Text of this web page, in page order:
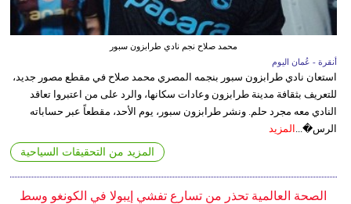
محمد صلاح نجم نادي طرابزون سبور
أنقرة - عُمان اليوم
استعان نادي طرابزون سبور بنجمه المصري محمد صلاح في مقطع مصور جديد،
للتعريف بثقافة مدينة طرابزون وعادات سكانها، والرد على من اعتبروا تعاقد
النادي معه مجرد حلم. ونشر طرابزون سبور، يوم الأحد، مقطعاً عبر حساباته
الرس�... المزيد
المزيد من التحقيقات السياحية
الصحة العالمية تحذر من تسارع تفشي إيبولا في الكونغو وسط